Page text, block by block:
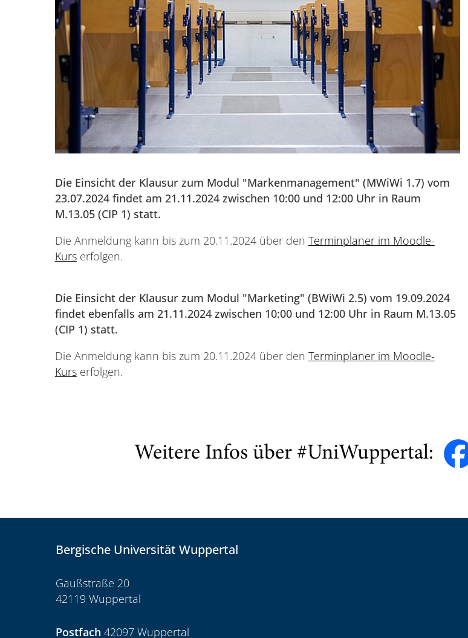
Die Einsicht der Klausur zum Modul "Markenmanagement" (MWiWi 1.7) vom
23.07.2024 findet am 21.11.2024 zwischen 10:00 und 12:00 Uhr in Raum
M.13.05 (CIP 1) statt.
Die Anmeldung kann bis zum 20.11.2024 über den Terminplaner im Moodle-
Kurserfolgen.
Die Einsicht der Klausur zum Modul "Marketing" (BWiWi 2.5) vom 19.09.2024
findet ebenfalls am 21.11.2024 zwischen 10:00 und 12:00 Uhr in Raum M.13.05
(CIP 1) statt.
Die Anmeldung kann bis zum 20.11.2024 über den Terminplaner im Moodle-
Kurserfolgen.
Weitere Infos über #UniWuppertal:
Bergische Universität Wuppertal
Gaußstraße 20
42119 Wuppertal
Postfach 42097 Wuppertal